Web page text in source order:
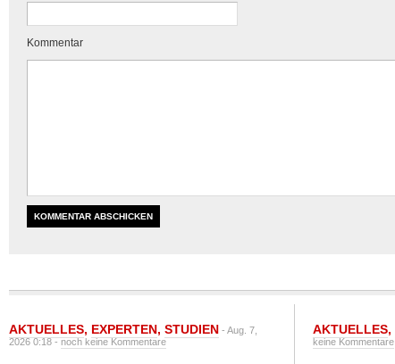
Kommentar
AKTUELLES, EXPERTEN, STUDIEN - Aug. 7,
2026 0:18 -noch keine Kommentare
AKTUELLES,
keine Kommentare